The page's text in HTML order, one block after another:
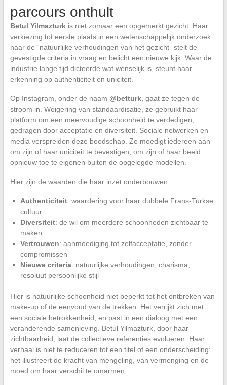
parcours onthult
Betul Yilmazturkis niet zomaar een opgemerkt gezicht. Haar
verkiezing tot eerste plaats in een wetenschappelijk onderzoek
naar de “natuurlijke verhoudingen van het gezicht” stelt de
gevestigde criteria in vraag en belicht een nieuwe kijk. Waar de
industrie lange tijd dicteerde wat wenselijk is, steunt haar
erkenning op authenticiteit en uniciteit.
Op Instagram, onder de naam @betturk, gaat ze tegen de
stroom in. Weigering van standaardisatie, ze gebruikt haar
platform om een meervoudige schoonheid te verdedigen,
gedragen door acceptatie en diversiteit. Sociale netwerken en
media verspreiden deze boodschap. Ze moedigt iedereen aan
om zijn of haar uniciteit te bevestigen, om zijn of haar beeld
opnieuw toe te eigenen buiten de opgelegde modellen.
Hier zijn de waarden die haar inzet onderbouwen:
Authenticiteit: waardering voor haar dubbele Frans-Turkse
cultuur
Diversiteit: de wil om meerdere schoonheden zichtbaar te
maken
Vertrouwen: aanmoediging tot zelfacceptatie, zonder
compromissen
Nieuwe criteria: natuurlijke verhoudingen, charisma,
resoluut persoonlijke stijl
Hier is natuurlijke schoonheid niet beperkt tot het ontbreken van
make-up of de eenvoud van de trekken. Het verrijkt zich met
een sociale betrokkenheid, en past in een dialoog met een
veranderende samenleving. Betul Yilmazturk, door haar
zichtbaarheid, laat de collectieve referenties evolueren. Haar
verhaal is niet te reduceren tot een titel of een onderscheiding:
het illustreert de kracht van mengeling, van vermenging en de
moed om haar verschil te omarmen.